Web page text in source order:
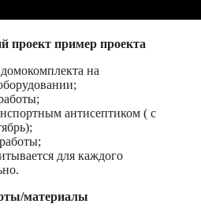
проект пример проекта
на
антисептиком ( с
для каждого
материалы